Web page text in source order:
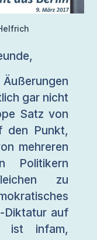
gar nicht
Satz von
den Punkt,
mehreren
Politikern
zu
Diktatur auf
ist infam,